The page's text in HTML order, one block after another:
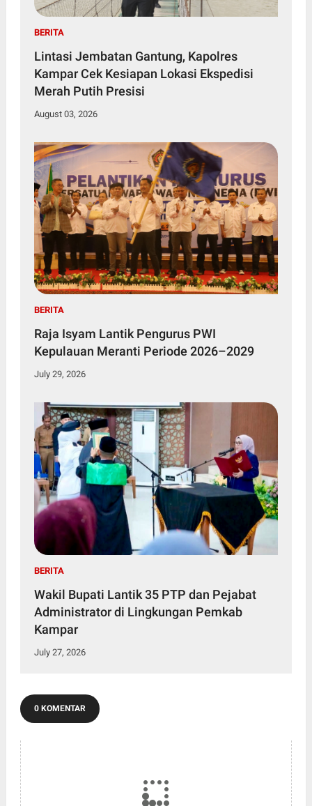
BERITA
Lintasi Jembatan Gantung, Kapolres
Kampar Cek Kesiapan Lokasi Ekspedisi
Merah Putih Presisi
August 03, 2026
BERITA
Raja Isyam Lantik Pengurus PWI
Kepulauan Meranti Periode 2026–2029
July 29, 2026
BERITA
Wakil Bupati Lantik 35 PTP dan Pejabat
Administrator di Lingkungan Pemkab
Kampar
July 27, 2026
0 KOMENTAR